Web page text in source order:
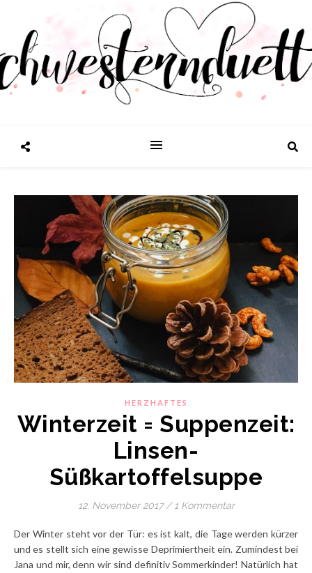
HERZHAFTES
Winterzeit = Suppenzeit:
Linsen-
Süßkartoffelsuppe
12. November 2017 / 1 Kommentar
Der Winter steht vor der Tür: es ist kalt, die Tage werden kürzer
und es stellt sich eine gewisse Deprimiertheit ein. Zumindest bei
Jana und mir, denn wir sind definitiv Sommerkinder! Natürlich hat